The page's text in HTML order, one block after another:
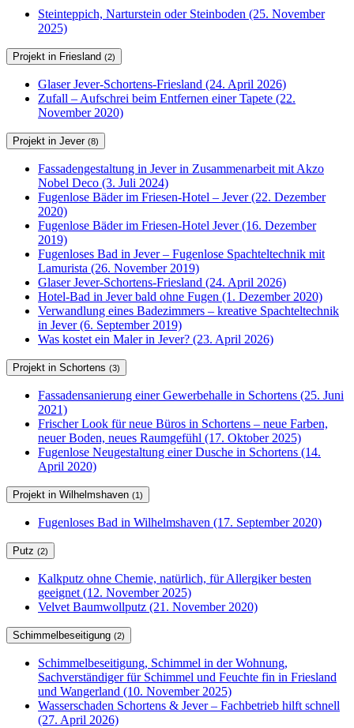
Steinteppich, Narturstein oder Steinboden (25. November
2025)
Projekt in Friesland (2)
Glaser Jever-Schortens-Friesland (24. April 2026)
Zufall – Aufschrei beim Entfernen einer Tapete (22.
November 2020)
Projekt in Jever (8)
Fassadengestaltung in Jever in Zusammenarbeit mit Akzo
Nobel Deco (3. Juli 2024)
Fugenlose Bäder im Friesen-Hotel – Jever (22. Dezember
2020)
Fugenlose Bäder im Friesen-Hotel Jever (16. Dezember
2019)
Fugenloses Bad in Jever – Fugenlose Spachteltechnik mit
Lamurista (26. November 2019)
Glaser Jever-Schortens-Friesland (24. April 2026)
Hotel-Bad in Jever bald ohne Fugen (1. Dezember 2020)
Verwandlung eines Badezimmers – kreative Spachteltechnik
in Jever (6. September 2019)
Was kostet ein Maler in Jever? (23. April 2026)
Projekt in Schortens (3)
Fassadensanierung einer Gewerbehalle in Schortens (25. Juni
2021)
Frischer Look für neue Büros in Schortens – neue Farben,
neuer Boden, neues Raumgefühl (17. Oktober 2025)
Fugenlose Neugestaltung einer Dusche in Schortens (14.
April 2020)
Projekt in Wilhelmshaven (1)
Fugenloses Bad in Wilhelmshaven (17. September 2020)
Putz (2)
Kalkputz ohne Chemie, natürlich, für Allergiker besten
geeignet (12. November 2025)
Velvet Baumwollputz (21. November 2020)
Schimmelbeseitigung (2)
Schimmelbeseitigung, Schimmel in der Wohnung,
Sachverständiger für Schimmel und Feuchte fin in Friesland
und Wangerland (10. November 2025)
Wasserschaden Schortens & Jever – Fachbetrieb hilft schnell
(27. April 2026)